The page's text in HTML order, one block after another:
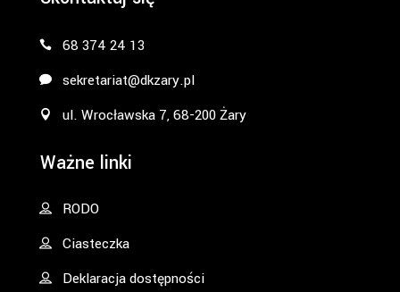
68 374 24 13
sekretariat@dkzary.pl
ul. Wrocławska 7, 68-200 Żary
Ważne linki
RODO
Ciasteczka
Deklaracja dostępności